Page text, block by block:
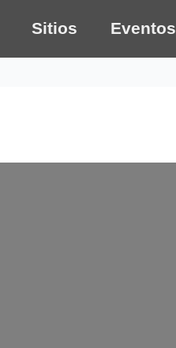
Sitios Eventos